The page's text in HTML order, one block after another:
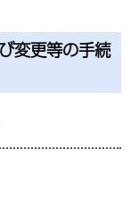
変更等の手続